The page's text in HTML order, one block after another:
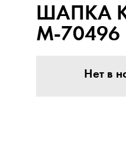
ШАПКА
М-70496
Нет в